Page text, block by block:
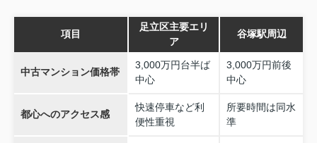
項目
足立区主要エリ
ア
谷塚駅周辺
中古マンション価格帯
3,000万円台半ば
中心
3,000万円前後
中心
都心へのアクセス感
快速停車など利
便性重視
所要時間は同水
準